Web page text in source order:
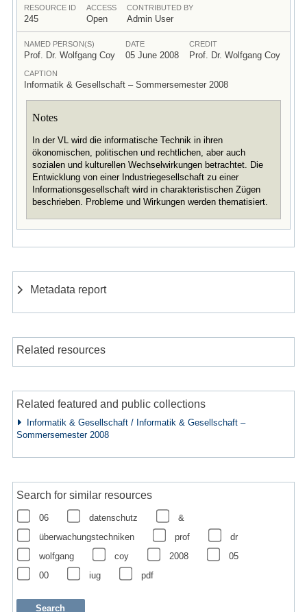
RESOURCE ID
245
ACCESS
Open
CONTRIBUTED BY
Admin User
NAMED PERSON(S)
Prof. Dr. Wolfgang Coy
DATE
05 June 2008
CREDIT
Prof. Dr. Wolfgang Coy
CAPTION
Informatik & Gesellschaft – Sommersemester 2008
Notes
In der VL wird die informatische Technik in ihren
ökonomischen, politischen und rechtlichen, aber auch
sozialen und kulturellen Wechselwirkungen betrachtet. Die
Entwicklung von einer Industriegesellschaft zu einer
Informationsgesellschaft wird in charakteristischen Zügen
beschrieben. Probleme und Wirkungen werden thematisiert.
Metadata report
Related resources
Related featured and public collections
Informatik & Gesellschaft / Informatik & Gesellschaft –
Sommersemester 2008
Search for similar resources
06 datenschutz
&
überwachungstechniken
prof
dr
wolfgang
coy 2008
05
00
iug pdf